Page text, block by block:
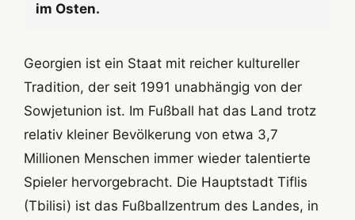
im Osten.
Georgien ist ein Staat mit reicher kultureller
Tradition, der seit 1991 unabhängig von der
Sowjetunion ist. Im Fußball hat das Land trotz
relativ kleiner Bevölkerung von etwa 3,7
Millionen Menschen immer wieder talentierte
Spieler hervorgebracht. Die Hauptstadt Tiflis
(Tbilisi) ist das Fußballzentrum des Landes, in